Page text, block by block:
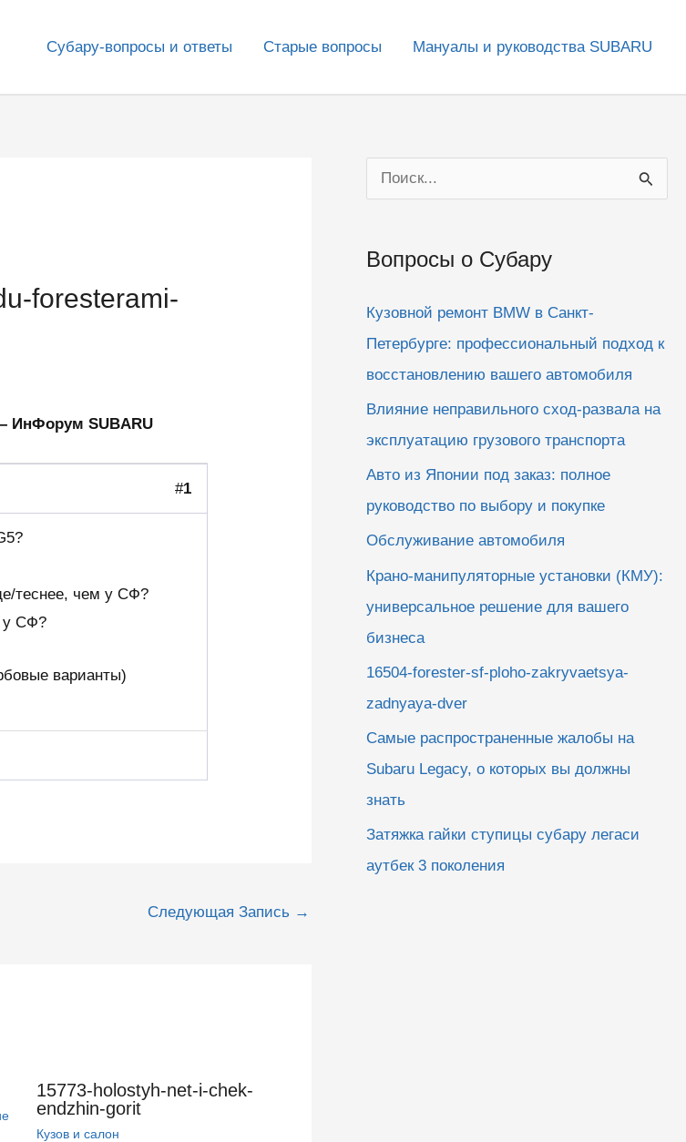
Субару-вопросы и ответы Старые вопросы Мануалы и руководства SUBARU
foresterami-
ИнФорум SUBARU
#1
теснее, чем у СФ?
у СФ?
варианты)
Следующая Запись →
15773-holostyh-net-i-chek-
endzhin-gorit
Кузов и салон
о
с
Вопросы о Субару
Кузовной ремонт BMW в Санкт-
Петербурге: профессиональный подход к
восстановлению вашего автомобиля
Влияние неправильного сход-развала на
эксплуатацию грузового транспорта
Авто из Японии под заказ: полное
руководство по выбору и покупке
Обслуживание автомобиля
Крано-манипуляторные установки (КМУ):
универсальное решение для вашего
бизнеса
16504-forester-sf-ploho-zakryvaetsya-
zadnyaya-dver
Самые распространенные жалобы на
Subaru Legacy, о которых вы должны
знать
Затяжка гайки ступицы субару легаси
аутбек 3 поколения